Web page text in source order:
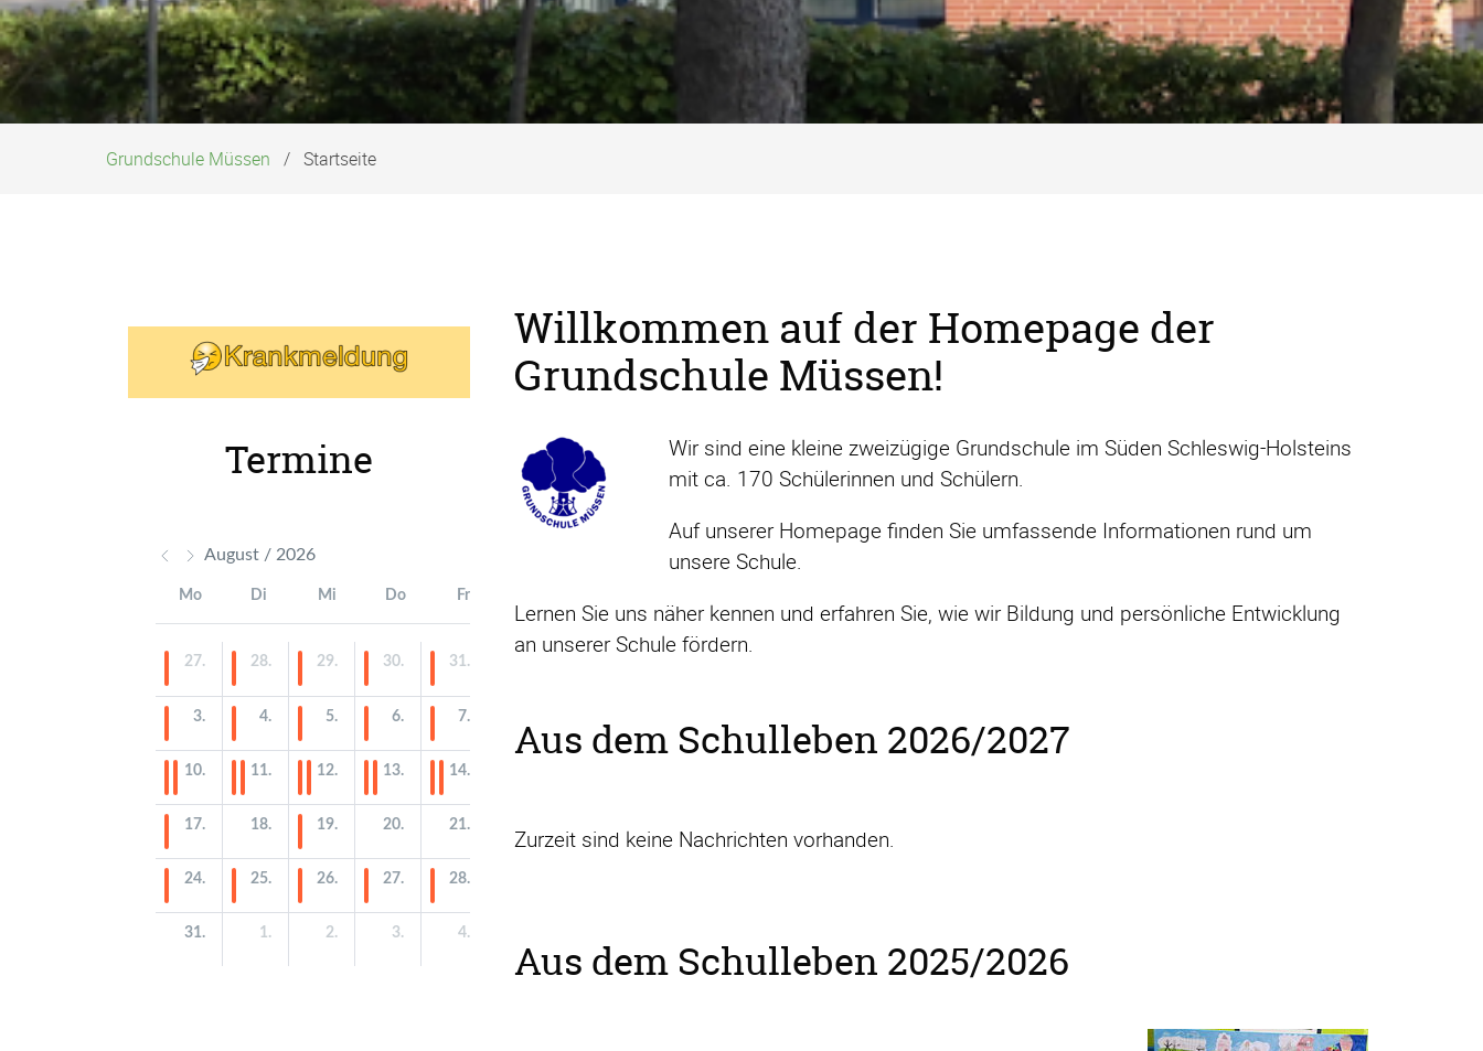
Grundschule Müssen Startseite
Willkommen auf der Homepage der
Grundschule Müssen!
Wir sind eine kleine zweizügige Grundschule im Süden Schleswig-Holsteins
mit ca. 170 Schülerinnen und Schülern.
Auf unserer Homepage finden Sie umfassende Informationen rund um
unsere Schule.
Lernen Sie uns näher kennen und erfahren Sie, wie wir Bildung und persönliche Entwicklung
an unserer Schule fördern.
Aus dem Schulleben 2026/2027
Zurzeit sind keine Nachrichten vorhanden.
Aus dem Schulleben 2025/2026
Termine